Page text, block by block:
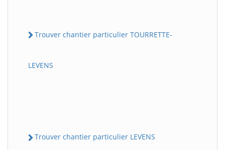
Trouver chantier particulier TOURRETTE-
LEVENS
Trouver chantier particulier LEVENS